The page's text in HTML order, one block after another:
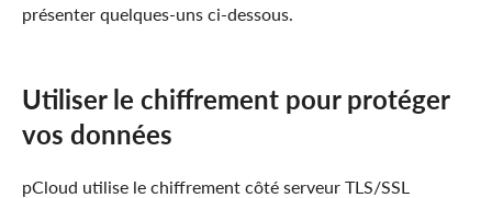
présenter quelques-uns ci-dessous.
Utiliser le chiffrement pour protéger
vos données
pCloud utilise le chiffrement côté serveur TLS/SSL